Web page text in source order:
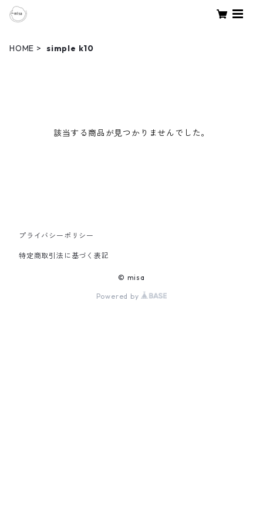
HOME simple k10
該当する商品が見つかりませんでした。
プライバシーポリシー
特定商取引法に基づく表記
© misa
Powered by